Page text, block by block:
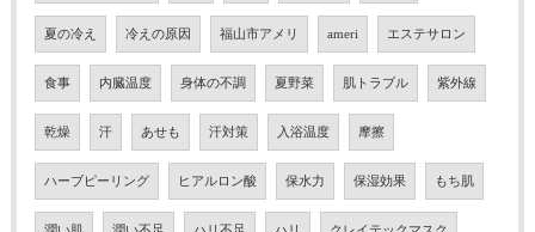
夏の冷え 冷えの原因 福山市アメリ ameri エステサロン
食事 内臓温度 身体の不調 夏野菜 肌トラブル 紫外線
乾燥 汗 あせも 汗対策 入浴温度 摩擦
ハーブピーリング ヒアルロン酸 保水力 保湿効果 もち肌